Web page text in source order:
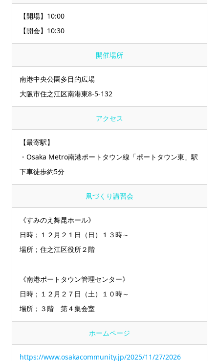
【開場】10:00
【開会】10:30
開催場所
南港中央公園多目的広場
大阪市住之江区南港東8‐5‐132
アクセス
【最寄駅】
・Osaka Metro南港ポートタウン線「ポートタウン東」駅
下車徒歩約5分
凧づくり講習会
《すみのえ舞昆ホール》
日時；１２月２１日（日）１３時～
場所；住之江区役所２階
《南港ポートタウン管理センター》
日時；１２月２７日（土）１０時～
場所；３階 第４集会室
ホームページ
https://www.osakacommunity.jp/2025/11/27/2026